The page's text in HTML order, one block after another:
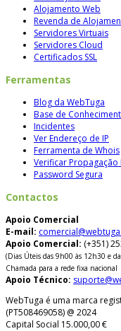
Alojamento Web
Revenda de
Servidores Virtuais
Servidores Cloud
Certificados SSL
Ferramentas
Blog da WebTuga
Base de
Incidentes
Ver Endereço de IP
Ferramenta de Whois
Verificar Propagação
Password Segura
Contactos
Apoio Comercial
E-mail:
Apoio Comercial: (+351)
(Dias Úteis das 9h00 às 12h30 e
Chamada para a rede fixa nacional
Apoio Técnico:
WebTuga é uma marca
(PT508469058) @ 2024
Capital Social 15.000,00 €